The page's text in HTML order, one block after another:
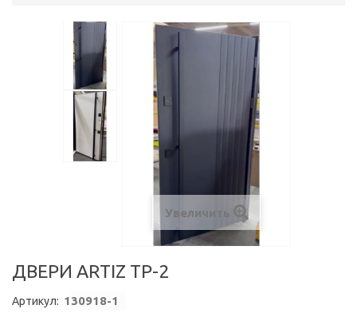
Увеличить
ДВЕРИ ARTIZ ТР-2
Артикул: 130918-1